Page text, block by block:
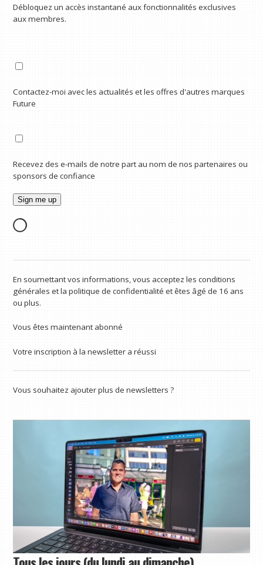
Débloquez un accès instantané aux fonctionnalités exclusives
aux membres.
Contactez-moi avec les actualités et les offres d'autres marques
Future
Recevez des e-mails de notre part au nom de nos partenaires ou
sponsors de confiance
En soumettant vos informations, vous acceptez les conditions
générales et la politique de confidentialité et êtes âgé de 16 ans
ou plus.
Vous êtes maintenant abonné
Votre inscription à la newsletter a réussi
Vous souhaitez ajouter plus de newsletters ?